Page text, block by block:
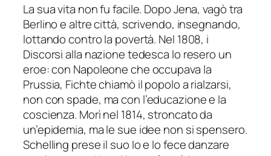
La sua vita non fu facile. Dopo Jena, vagò tra
Berlino e altre città, scrivendo, insegnando,
lottando contro la povertà. Nel 1808, i
Discorsi alla nazione tedesca lo resero un
eroe: con Napoleone che occupava la
Prussia, Fichte chiamò il popolo a rialzarsi,
non con spade, ma con l’educazione e la
coscienza. Morì nel 1814, stroncato da
un’epidemia, ma le sue idee non si spensero.
Schelling prese il suo Io e lo fece danzare